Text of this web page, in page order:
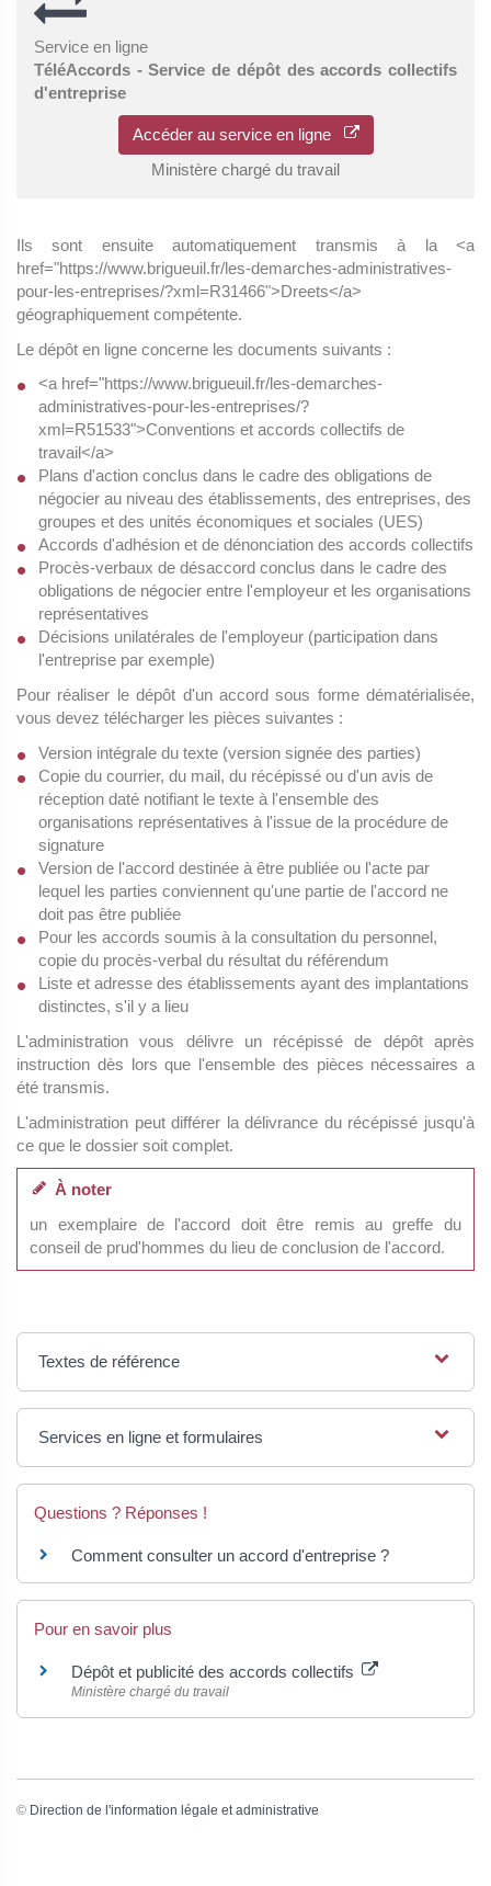
Service en ligne
TéléAccords - Service de dépôt des accords collectifs
d'entreprise
Accéder au service en ligne
Ministère chargé du travail
Ils sont ensuite automatiquement transmis à la <a
href="https://www.brigueuil.fr/les-demarches-administratives-
pour-les-entreprises/?xml=R31466">Dreets</a>
géographiquement compétente.
Le dépôt en ligne concerne les documents suivants :
<a href="https://www.brigueuil.fr/les-demarches-
administratives-pour-les-entreprises/?
xml=R51533">Conventions et accords collectifs de
travail</a>
Plans d'action conclus dans le cadre des obligations de
négocier au niveau des établissements, des entreprises, des
groupes et des unités économiques et sociales (UES)
Accords d'adhésion et de dénonciation des accords collectifs
Procès-verbaux de désaccord conclus dans le cadre des
obligations de négocier entre l'employeur et les organisations
représentatives
Décisions unilatérales de l'employeur (participation dans
l'entreprise par exemple)
Pour réaliser le dépôt d'un accord sous forme dématérialisée,
vous devez télécharger les pièces suivantes :
Version intégrale du texte (version signée des parties)
Copie du courrier, du mail, du récépissé ou d'un avis de
réception daté notifiant le texte à l'ensemble des
organisations représentatives à l'issue de la procédure de
signature
Version de l'accord destinée à être publiée ou l'acte par
lequel les parties conviennent qu'une partie de l'accord ne
doit pas être publiée
Pour les accords soumis à la consultation du personnel,
copie du procès-verbal du résultat du référendum
Liste et adresse des établissements ayant des implantations
distinctes, s'il y a lieu
L'administration vous délivre un récépissé de dépôt après
instruction dès lors que l'ensemble des pièces nécessaires a
été transmis.
L'administration peut différer la délivrance du récépissé jusqu'à
ce que le dossier soit complet.
À noter
un exemplaire de l'accord doit être remis au greffe du
conseil de prud'hommes du lieu de conclusion de l'accord.
Textes de référence
Services en ligne et formulaires
Questions ? Réponses !
Comment consulter un accord d'entreprise ?
Pour en savoir plus
Dépôt et publicité des accords collectifs
Ministère chargé du travail
© Direction de l'information légale et administrative